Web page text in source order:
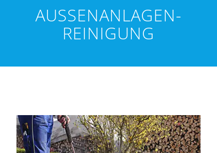
AUSSENANLAGEN-R
EINIGUNG